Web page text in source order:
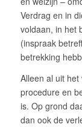
Verdrag en in
voldaan, in het
(inspraak
betrekking
Alleen al uit
procedure en
is. Op grond
dan ook de